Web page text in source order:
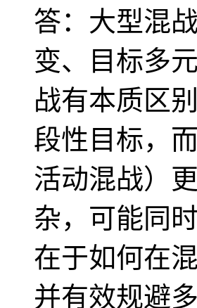
答：大型混
变、目标多
战有本质区
段性目标，
活动混战）
杂，可能同
在于如何在
并有效规避